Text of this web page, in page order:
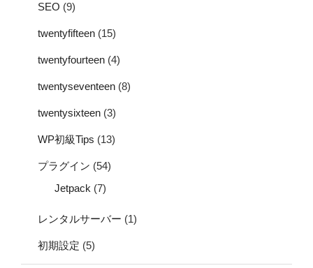
SEO (9)
twentyfifteen (15)
twentyfourteen (4)
twentyseventeen (8)
twentysixteen (3)
WP初級Tips (13)
プラグイン (54)
Jetpack (7)
レンタルサーバー (1)
初期設定 (5)